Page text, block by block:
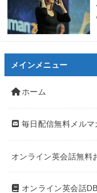
メインメニュー
ホーム
毎日配信無料メルマ
オンライン英会話無料
オンライン英会話DB